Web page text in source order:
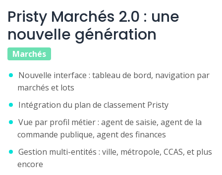
Pristy Marchés 2.0 : une
nouvelle génération
Marchés
Nouvelle interface : tableau de bord, navigation par
marchés et lots
Intégration du plan de classement Pristy
Vue par profil métier : agent de saisie, agent de la
commande publique, agent des finances
Gestion multi-entités : ville, métropole, CCAS, et plus
encore